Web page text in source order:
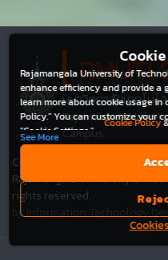
Rajamangala University of Technology ISAN's
enhance efficiency and provide a good browsing experience. You can
learn more about cookie usage in
Policy." You can customize your cookie preferences by clicking on
"Cookie Settings."
Cookie Policy
See More
RMUTI
มหาวิทยาลัยเทคโน
Rajamangala
Campus.
Copyright © 2020
Rajamangala University of
rights reserved.
by Information Technology